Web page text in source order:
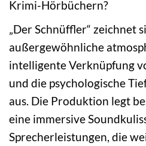
Krimi-Hörbüchern?
„Der Schnüffler“ zeichnet
außergewöhnliche
intelligente Verknüpfung
und die psychologische
aus. Die Produktion legt
eine immersive
Sprecherleistungen, die